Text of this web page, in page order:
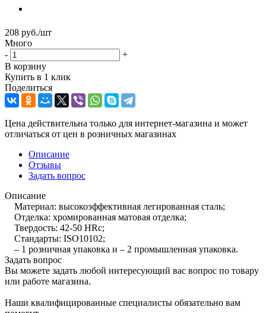
208 руб./шт
Много
-
+
В корзину
Купить в 1 клик
Поделиться
Цена действительна только для интернет-магазина и может
отличаться от цен в розничных магазинах
Описание
Отзывы
Задать вопрос
Описание
Материал: высокоэффективная легированная сталь;
Отделка: хромированная матовая отделка;
Твердость: 42-50 HRc;
Стандарты: ISO10102;
– 1 розничная упаковка и – 2 промышленная упаковка.
Задать вопрос
Вы можете задать любой интересующий вас вопрос по товару
или работе магазина.
Наши квалифицированные специалисты обязательно вам